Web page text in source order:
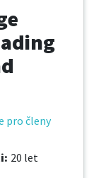
pro členy
: 20 let